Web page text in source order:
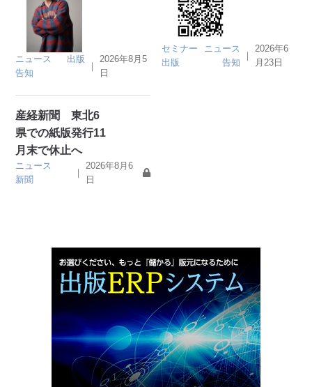
ニュース
出版
告知
｜
2026年8月5
日
セミナー
ニュース
出版
告知
｜
2026年6
月23日
産経新聞 東北6
県での紙版発行11
月末で休止へ
ニュース
新聞
｜
2026年8月6
日